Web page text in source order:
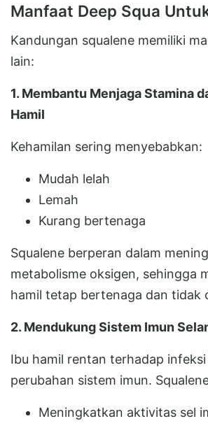
Manfaat Deep Squa
Kandungan squalene memiliki
lain:
1. Membantu Menjaga Stamina
Hamil
Kehamilan sering menyebabkan:
Mudah lelah
Lemah
Kurang bertenaga
Squalene berperan dalam
metabolisme oksigen, sehingga
hamil tetap bertenaga dan tidak
2. Mendukung Sistem Imun
Ibu hamil rentan terhadap
perubahan sistem imun.
Meningkatkan aktivitas sel